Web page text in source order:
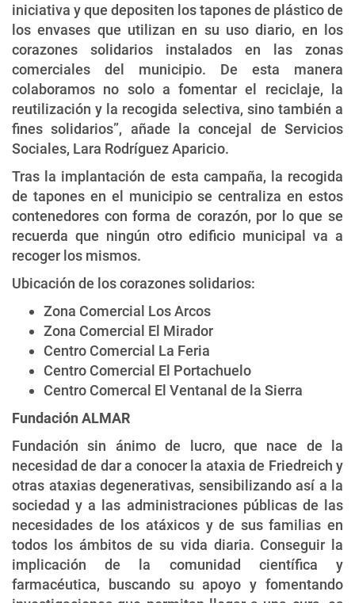
iniciativa y que depositen los tapones de plástico de
los envases que utilizan en su uso diario, en los
corazones solidarios instalados en las zonas
comerciales del municipio. De esta manera
colaboramos no solo a fomentar el reciclaje, la
reutilización y la recogida selectiva, sino también a
fines solidarios”, añade la concejal de Servicios
Sociales, Lara Rodríguez Aparicio.
Tras la implantación de esta campaña, la recogida
de tapones en el municipio se centraliza en estos
contenedores con forma de corazón, por lo que se
recuerda que ningún otro edificio municipal va a
recoger los mismos.
Ubicación de los corazones solidarios:
Zona Comercial Los Arcos
Zona Comercial El Mirador
Centro Comercial La Feria
Centro Comercial El Portachuelo
Centro Comercal El Ventanal de la Sierra
Fundación ALMAR
Fundación sin ánimo de lucro, que nace de la
necesidad de dar a conocer la ataxia de Friedreich y
otras ataxias degenerativas, sensibilizando así a la
sociedad y a las administraciones públicas de las
necesidades de los atáxicos y de sus familias en
todos los ámbitos de su vida diaria. Conseguir la
implicación de la comunidad científica y
farmacéutica, buscando su apoyo y fomentando